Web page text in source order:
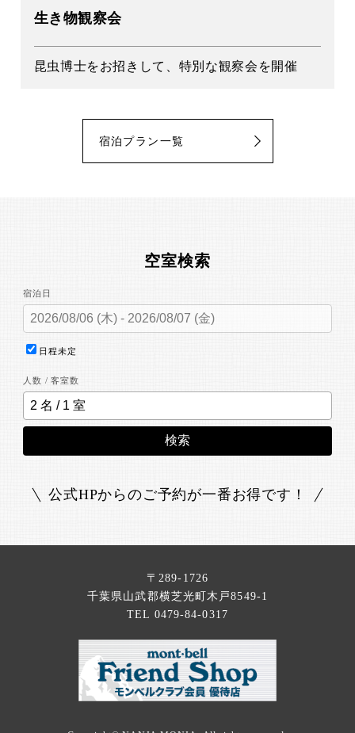
な観察会を開催 14時優先ﾁｪｯｸｲﾝ・釣りのハウ
宿泊プラン一覧
空室検索
宿泊日
日程未定
人数 / 客室数
検索
公式HPからのご予約が一番お得です！
〒289-1726
千葉県山武郡横芝光町木戸8549-1
TEL 0479-84-0317